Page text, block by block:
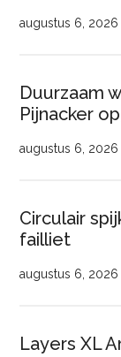
augustus 6, 2026
Duurzaam
Pijnacker
augustus 6, 2026
Circulair
failliet
augustus 6, 2026
Layers XL